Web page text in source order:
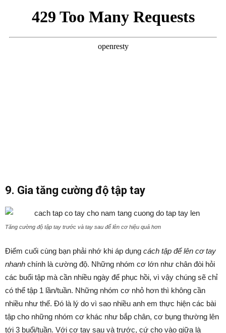
9. Gia tăng cường độ tập tay
Tăng cường độ tập tay trước và tay sau để lên cơ hiệu quả hơn
Điểm cuối cùng bạn phải nhớ khi áp dụng cách tập để lên cơ tay
nhanh chính là cường độ. Những nhóm cơ lớn như chân đòi hỏi
các buổi tập mà cần nhiều ngày để phục hồi, vì vậy chúng sẽ chỉ
có thể tập 1 lần/tuần. Những nhóm cơ nhỏ hơn thì không cần
nhiều như thế. Đó là lý do vì sao nhiều anh em thực hiện các bài
tập cho những nhóm cơ khác như bắp chân, cơ bụng thường lên
tới 3 buổi/tuần. Với cơ tay sau và trước, cứ cho vào giữa là